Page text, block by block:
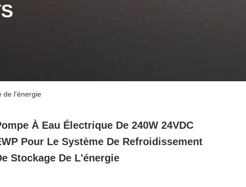
de l'énergie
À Eau Électrique De 240W 24VDC
Pour Le Système De Refroidissement
Stockage De L'énergie